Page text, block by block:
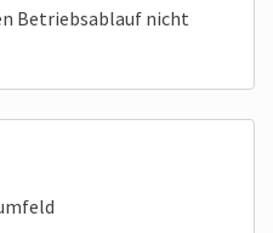
Betriebsablauf nicht